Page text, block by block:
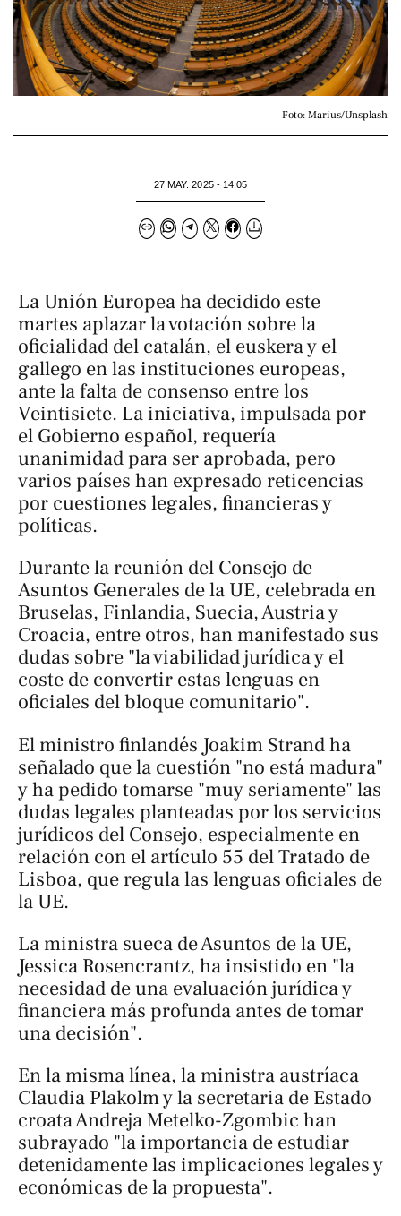
Foto: Marius/Unsplash
27 MAY. 2025 - 14:05
La Unión Europea ha decidido este
martes aplazar la votación sobre la
oficialidad del catalán, el euskera y el
gallego en las instituciones europeas,
ante la falta de consenso entre los
Veintisiete. La iniciativa, impulsada por
el Gobierno español, requería
unanimidad para ser aprobada, pero
varios países han expresado reticencias
por cuestiones legales, financieras y
políticas.
Durante la reunión del Consejo de
Asuntos Generales de la UE, celebrada en
Bruselas, Finlandia, Suecia, Austria y
Croacia, entre otros, han manifestado sus
dudas sobre "la viabilidad jurídica y el
coste de convertir estas lenguas en
oficiales del bloque comunitario".
El ministro finlandés Joakim Strand ha
señalado que la cuestión "no está madura"
y ha pedido tomarse "muy seriamente" las
dudas legales planteadas por los servicios
jurídicos del Consejo, especialmente en
relación con el artículo 55 del Tratado de
Lisboa, que regula las lenguas oficiales de
la UE.
La ministra sueca de Asuntos de la UE,
Jessica Rosencrantz, ha insistido en "la
necesidad de una evaluación jurídica y
financiera más profunda antes de tomar
una decisión".
En la misma línea, la ministra austríaca
Claudia Plakolm y la secretaria de Estado
croata Andreja Metelko-Zgombic han
subrayado "la importancia de estudiar
detenidamente las implicaciones legales y
económicas de la propuesta".